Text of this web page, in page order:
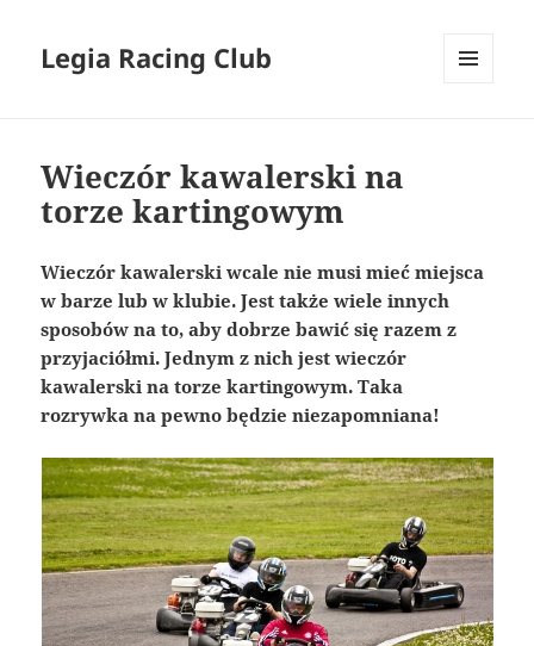
Legia Racing Club
Wieczór kawalerski na
torze kartingowym
Wieczór kawalerski wcale nie musi mieć miejsca
w barze lub w klubie. Jest także wiele innych
sposobów na to, aby dobrze bawić się razem z
przyjaciółmi. Jednym z nich jest wieczór
kawalerski na torze kartingowym. Taka
rozrywka na pewno będzie niezapomniana!